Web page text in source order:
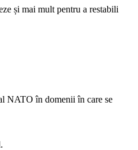
și mai mult pentru a restabili
NATO în domenii în care se